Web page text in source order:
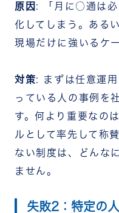
原因 : 「月に○通は必
化してしまう。ある
現場だけに強いるケー
対策: まずは任意運
っている人の事例を
す。何より重要なの
ルとして率先して称
ない制度は、どんな
ません。
失敗2：特定の